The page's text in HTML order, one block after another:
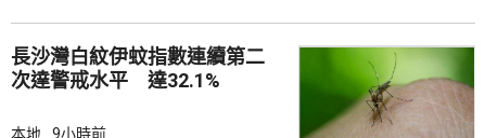
長沙灣白紋伊蚊指數連續第二
次達警戒水平 達32.1%
本地 9小時前